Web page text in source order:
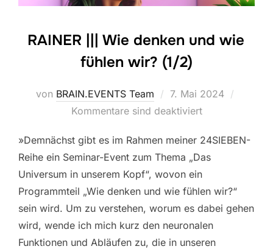
RAINER ||| Wie denken und wie
fühlen wir? (1/2)
von BRAIN.EVENTS Team
Veröffentlicht
am
7. Mai 2024
Kommentare sind deaktiviert
»Demnächst gibt es im Rahmen meiner 24SIEBEN-
Reihe ein Seminar-Event zum Thema „Das
Universum in unserem Kopf“, wovon ein
Programmteil „Wie denken und wie fühlen wir?“
sein wird. Um zu verstehen, worum es dabei gehen
wird, wende ich mich kurz den neuronalen
Funktionen und Abläufen zu, die in unseren